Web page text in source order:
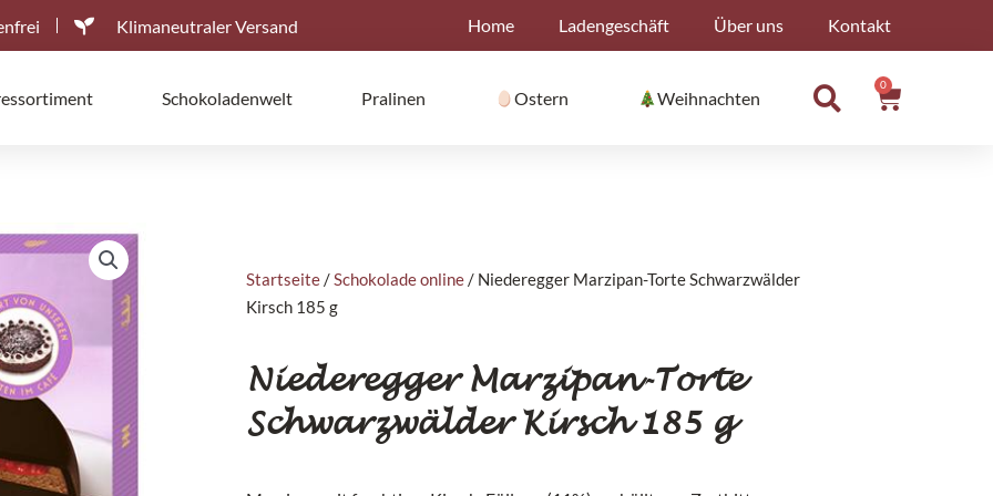
Klimaneutraler Versand Home Ladengeschäft Über uns Kontakt
Schokoladenwelt Pralinen Ostern Weihnachten
0
Startseite/Schokolade online/ Niederegger Marzipan-Torte Schwarzwälder
Kirsch 185 g
Niederegger Marzipan-Torte
Schwarzwälder Kirsch 185 g